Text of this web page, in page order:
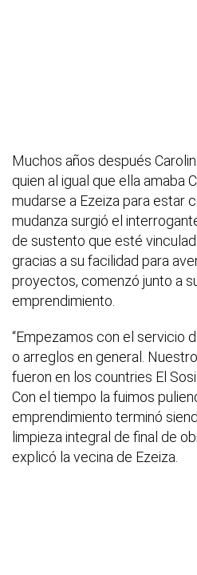
Muchos años después
quien al igual que ella amaba
mudarse a Ezeiza para estar
mudanza surgió el
de sustento que esté
gracias a su facilidad para
proyectos, comenzó junto a
emprendimiento.
“Empezamos con el servicio
o arreglos en general.
fueron en los countries El
Con el tiempo la fuimos
emprendimiento terminó
limpieza integral de final de
explicó la vecina de Ezeiza.